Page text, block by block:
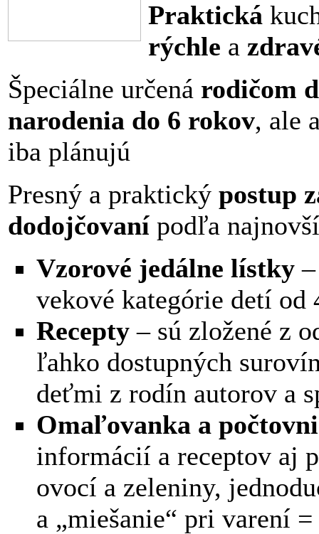
Praktická
rýchle a
Špeciálne určená rodičom
narodenia do 6 rokov, ale
iba plánujú
Presný a praktický postup
dodojčovaní podľa
Vzorové jedálne lístky
vekové kategórie detí od
Recepty – sú zložené z
ľahko dostupných
deťmi z rodín autorov a
Omaľovanka a
informácií a receptov aj
ovocí a zeleniny,
a „miešanie“ pri varení